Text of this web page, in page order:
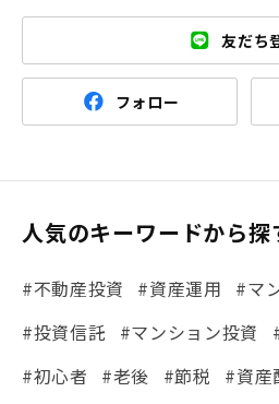
友だち
フォロー
人気のキーワードから探
#不動産投資 #資産運用 #マ
#投資信託
#マンション投資
#初心者
#老後 #節税 #資産